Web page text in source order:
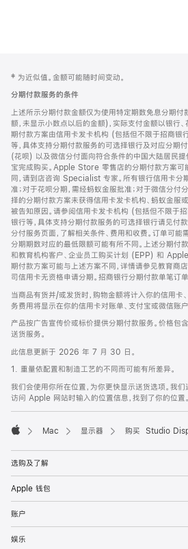
页
页
脚
注
‡ 为近似值。金额可能随时间变动。
分期付款服务的条件
上述所示分期付款金额仅为使用特定期数免息分期
额，未显示小数点以后的金额)，实际支付金额以银行
期付款方案由信用卡发卡机构 (包括但不限于招商银
等，具体支持分期付款服务的可选择银行及对应分期
(花呗) 以及微信分付面向符合条件的中国大陆居民提
宝完成购买。Apple Store 零售店的分期付款方案
同，请到店咨询 Specialist 专家。所有银行信用卡分
准；对于花呗分期，需经蚂蚁金服批准；对于微信分付
择的分期付款方案未获得信用卡发卡机构、蚂蚁金服
被告知原因。请参阅信用卡发卡机构 (包括但不限于招
银行等，具体支持分期付款服务的可选择银行请见付
分付服务页面，了解相关条件、费用和收费。订单可能
分期期数对应的最低限额可能有所不同。上述分期付
和教育机构客户、企业员工购买计划 (EPP) 和
期付款方案可能与上述方案不同，详情请参见教育商
司信用卡无资格申请分期。招商银行分期付款单笔订
当商品有货并/或发货时，购物金额将计入你的信用卡
务费用将显示在你的信用卡对账单、支付宝或微信账户
产品按广告宣传价或标价提供分期付款服务。价格包
送货服务。
此信息更新于 2026 年 7 月 30 日。
1. 重量依配置和制造工艺的不同而可能有所差异。
我们会使用你所在位置，为你更快显示送货选项。我
访问 Apple 网站时输入的位置信息，找到了你的位置。
Mac 显示器 购买 Studio
选购及了解
Apple 钱包
账户
娱乐